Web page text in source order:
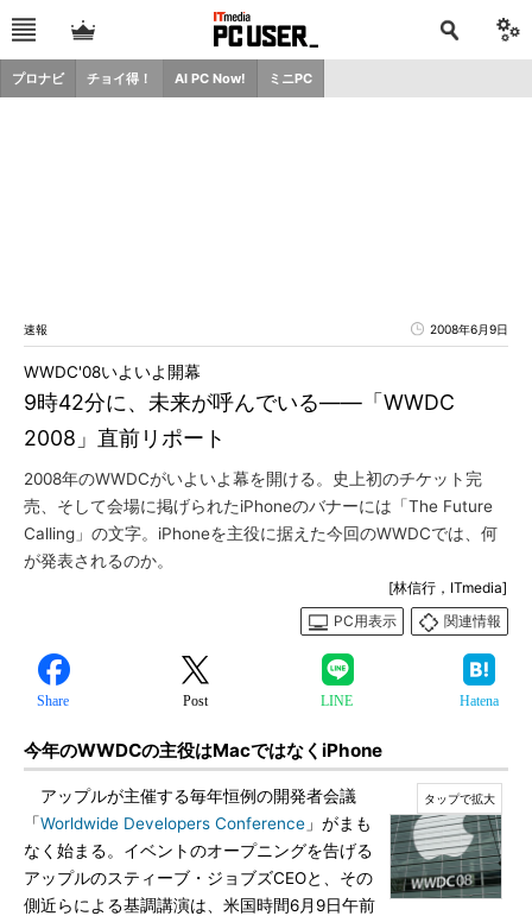
プロナビ チョイ得！ AI PC Now! ミニPC
速報 2008年6月9日
9時42分に、未来が呼んでいる――「WWDC
2008」直前リポート
WWDC'08いよいよ開幕
2008年のWWDCがいよいよ幕を開ける。史上初のチケット完
売、そして会場に掲げられたiPhoneのバナーには「The Future
Calling」の文字。iPhoneを主役に据えた今回のWWDCでは、何
が発表されるのか。
[林信行，ITmedia]
PC用表示
関連情報
Share Post LINE Hatena
今年のWWDCの主役はMacではなくiPhone
アップルが主催する毎年恒例の開発者会議
「Worldwide Developers Conference 」がまも
なく始まる。イベントのオープニングを告げる
アップルのスティーブ・ジョブズCEOと、その
側近らによる基調講演は、米国時間6月9日午前